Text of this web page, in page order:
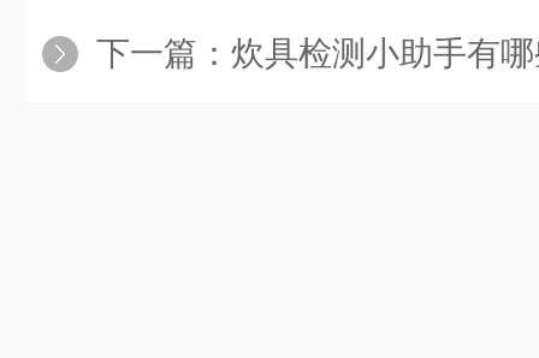
下一篇： 炊具检测小助手有